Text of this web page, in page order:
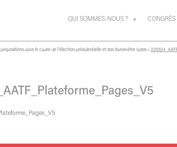
QUI SOMMES-NOUS ? CONGRÈS
propositions dans le cadre de l’élection présidentielle et son baromètre Ipsos »